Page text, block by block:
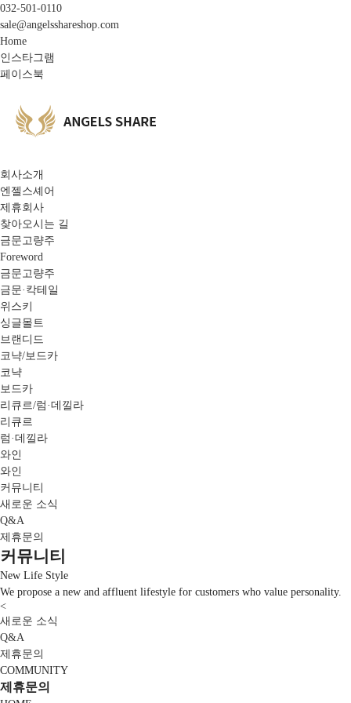
032-501-0110
sale@angelsshareshop.com
Home
인스타그램
페이스북
회사소개
엔젤스셰어
제휴회사
찾아오시는 길
금문고량주
Foreword
금문고량주
금문·칵테일
위스키
싱글몰트
브랜디드
코냑/보드카
코냑
보드카
리큐르/럼·데낄라
리큐르
럼·데낄라
와인
와인
커뮤니티
새로운 소식
Q&A
제휴문의
커뮤니티
New Life Style
We propose a new and affluent lifestyle for customers who value personality.
<
새로운 소식
Q&A
제휴문의
COMMUNITY
제휴문의